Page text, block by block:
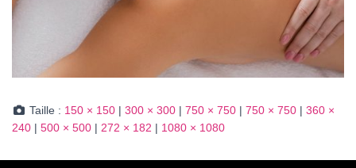
Taille : 150 × 150 | 300 × 300 | 750 × 750 | 750 × 750 | 360 ×
240 | 500 × 500 | 272 × 182 | 1080 × 1080